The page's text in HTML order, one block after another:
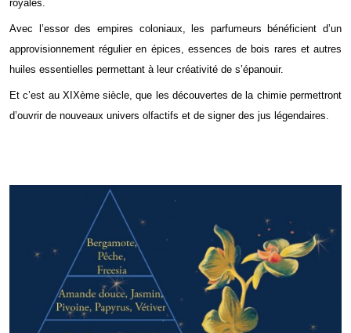
royales.
Avec l’essor des empires coloniaux, les parfumeurs bénéficient d’un
approvisionnement régulier en épices, essences de bois rares et autres
huiles essentielles permettant à leur créativité de s’épanouir.
Et c’est au XIXème siècle, que les découvertes de la chimie permettront
d’ouvrir de nouveaux univers olfactifs et de signer des jus légendaires.